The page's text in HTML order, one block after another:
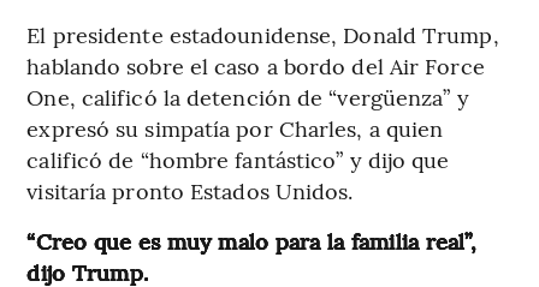
El presidente estadounidense, Donald Trump,
hablando sobre el caso a bordo del Air Force
One, calificó la detención de “vergüenza” y
expresó su simpatía por Charles, a quien
calificó de “hombre fantástico” y dijo que
visitaría pronto Estados Unidos.
“Creo que es muy malo para la familia real”,
dijo Trump.